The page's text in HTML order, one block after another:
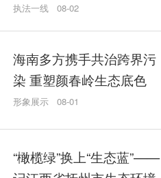
执法一线 08-02
海南多方携手共治跨界污
染 重塑颜春岭生态底色
形象展示 08-01
“橄榄绿”换上“生态蓝”——